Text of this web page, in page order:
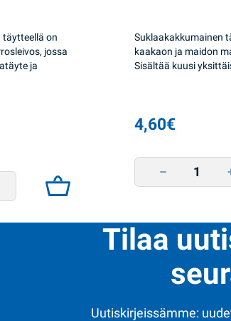
täytteellä on
jossa
ja
ja kerma 330g BSc quantity
Suklaakakkumainen
kaakaon ja maidon
Sisältää kuusi
4,60€
Biskuitti firmovyi
Tilaa
Uutiskirjeissämme: